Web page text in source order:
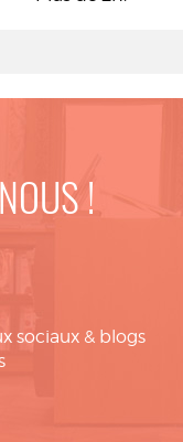
!
sociaux & blogs